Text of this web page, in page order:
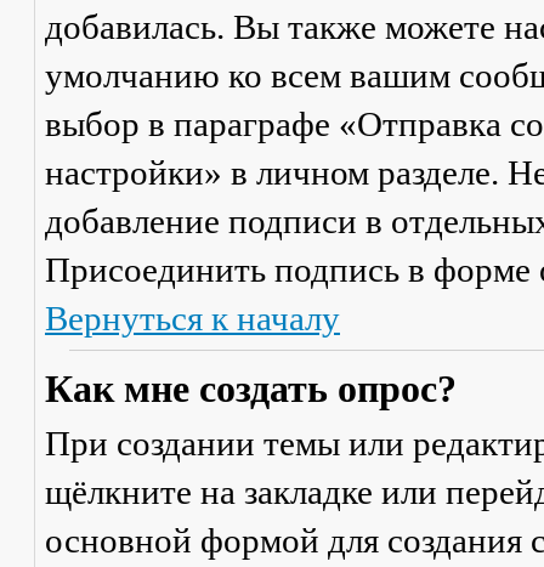
добавилась. Вы также можете
умолчанию ко всем вашим
выбор в параграфе «Отправка
настройки» в личном разделе.
добавление подписи в
Присоединить подпись в форме
Вернуться к началу
Как мне создать опрос?
При создании темы или
щёлкните на закладке или
основной формой для создания